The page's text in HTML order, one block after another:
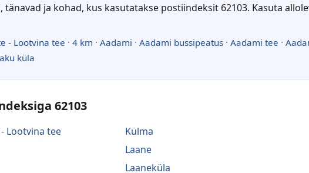
tänavad ja kohad, kus kasutatakse postiindeksit 62103. Kasuta
- Lootvina tee · 4 km · Aadami · Aadami bussipeatus · Aadami tee ·
küla
62103
Lootvina tee
Külma
Laane
Laaneküla